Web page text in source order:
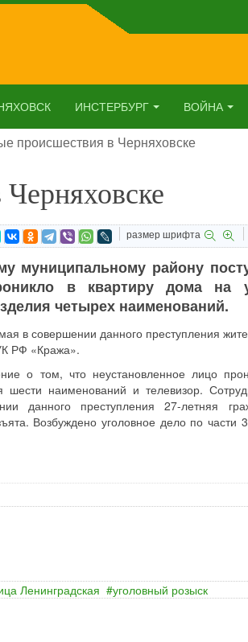
ИНСТЕРБУРГ ВОЙНА
происшествия в Черняховске
размер шрифта
муниципальному району
в квартиру дома на
четырех наименований.
в совершении данного преступления
РФ «Кража».
о том, что неустановленное лицо
наименований и телевизор.
данного преступления 27-летняя
Возбуждено уголовное дело по части 3
Ленинградская уголовный розыск